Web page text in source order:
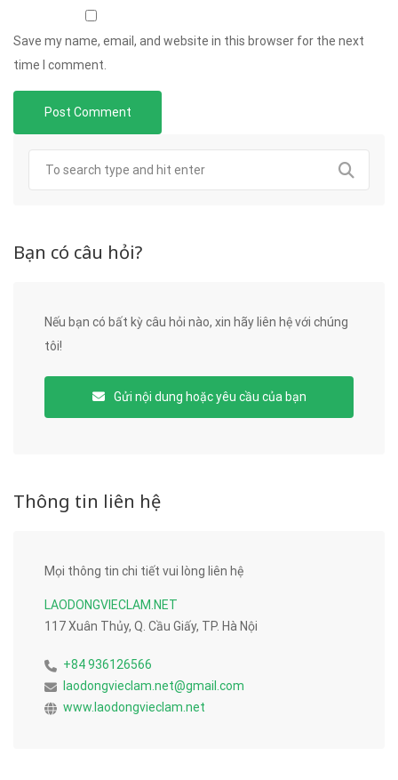
Save my name, email, and website in this browser for the next
time I comment.
Bạn có câu hỏi?
Nếu bạn có bất kỳ câu hỏi nào, xin hãy liên hệ với chúng
tôi!
Gửi nội dung hoặc yêu cầu của bạn
Thông tin liên hệ
Mọi thông tin chi tiết vui lòng liên hệ
LAODONGVIECLAM.NET
117 Xuân Thủy, Q. Cầu Giấy, TP. Hà Nội
+84 936126566
laodongvieclam.net@gmail.com
www.laodongvieclam.net